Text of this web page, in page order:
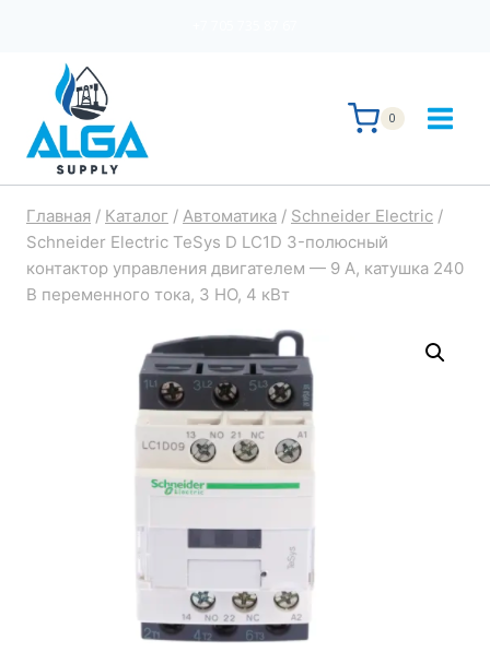
содержимому
0
Главная / Каталог / Автоматика / Schneider Electric /
Schneider Electric TeSys D LC1D 3-полюсный
контактор управления двигателем — 9 А, катушка 240
В переменного тока, 3 НО, 4 кВт